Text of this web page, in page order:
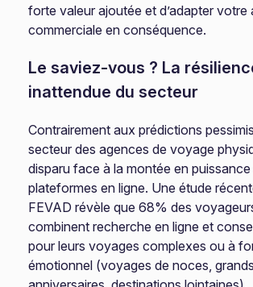
forte valeur ajoutée et d’adapter votre
commerciale en conséquence.
Le saviez-vous ? La
inattendue du secteur
Contrairement aux prédictions
secteur des agences de voyage
disparu face à la montée en puissance
plateformes en ligne. Une étude
FEVAD révèle que 68% des
combinent recherche en ligne et
pour leurs voyages complexes ou à
émotionnel (voyages de noces, grands